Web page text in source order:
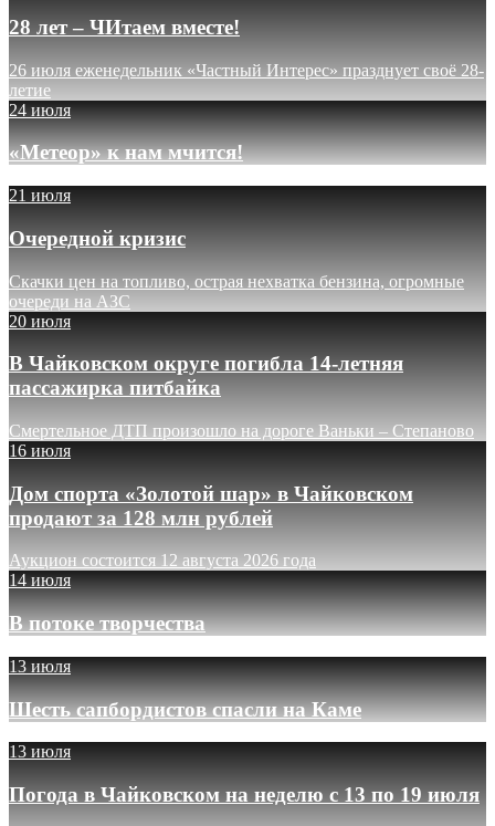
28 лет – ЧИтаем вместе!
26 июля еженедельник «Частный Интерес» празднует своё 28-
летие
24 июля
«Метеор» к нам мчится!
21 июля
Очередной кризис
Скачки цен на топливо, острая нехватка бензина, огромные
очереди на АЗС
20 июля
В Чайковском округе погибла 14-летняя
пассажирка питбайка
Смертельное ДТП произошло на дороге Ваньки – Степаново
16 июля
Дом спорта «Золотой шар» в Чайковском
продают за 128 млн рублей
Аукцион состоится 12 августа 2026 года
14 июля
В потоке творчества
13 июля
Шесть сапбордистов спасли на Каме
13 июля
Погода в Чайковском на неделю с 13 по 19 июля